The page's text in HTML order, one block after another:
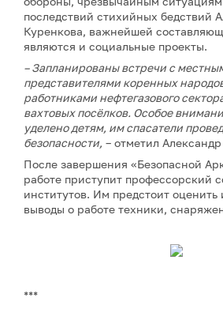
последствий стихийных бедствий
Куренкова, важнейшей
являются и социальные проекты.
– Запланированы встречи с
представителями коренных
работниками нефтегазового
вахтовых посёлков. Особое
уделено детям, им спасатели
безопасности, – отметил
После завершения «Безопасной
работе приступит профессорский
институтов. Им предстоит оценить
выводы о работе техники,
***